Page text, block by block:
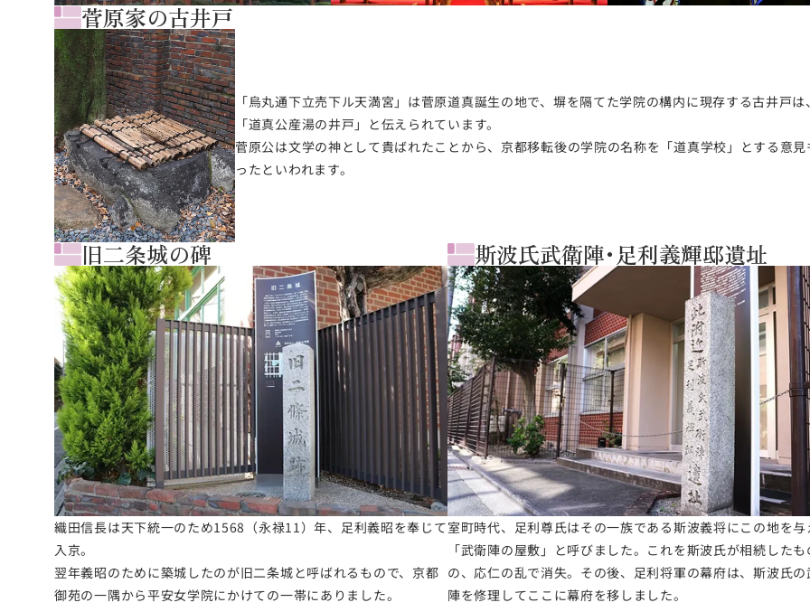
菅原家の古井戸
「烏丸通下立売下ル天満宮」は菅原道真誕生の地で、塀を隔てた学院の構内に現存する古井戸は
「道真公産湯の井戸」と伝えられています。
菅原公は文学の神として貴ばれたことから、京都移転後の学院の名称を「道真学校」とする意見
ったといわれます。
旧二条城の碑
織田信長は天下統一のため1568（永禄11）年、足利義昭を奉じて
入京。
翌年義昭のために築城したのが旧二条城と呼ばれるもので、京都
御苑の一隅から平安女学院にかけての一帯にありました。
斯波氏武衛陣･足利義輝邸遺址
室町時代、足利尊氏はその一族である斯波義将にこの地を与
「武衛陣の屋敷」と呼びました。これを斯波氏が相続したも
の、応仁の乱で消失。その後、足利将軍の幕府は、斯波氏の
陣を修理してここに幕府を移しました。